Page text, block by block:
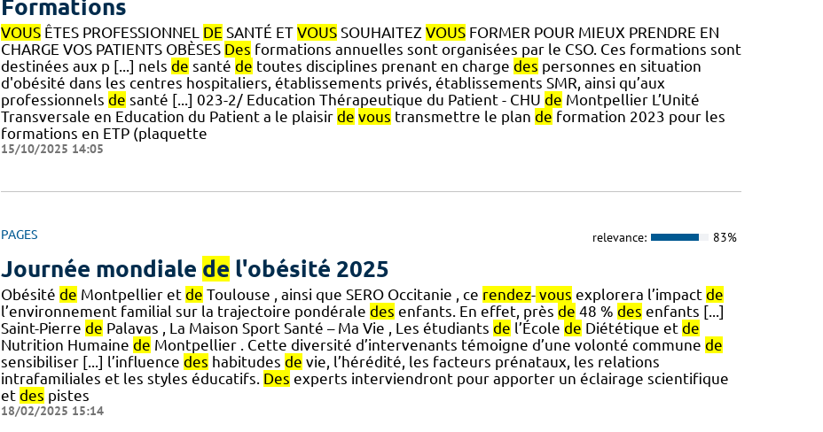
Formations
VOUSÊTES PROFESSIONNEL DE SANTÉ ET VOUSSOUHAITEZ VOUSFORMER POUR MIEUX PRENDRE EN
CHARGE VOS PATIENTS OBÈSES Des formations annuelles sont organisées par le CSO. Ces formations sont
destinées aux p [...] nels de santé de toutes disciplines prenant en charge des personnes en situation
d'obésité dans les centres hospitaliers, établissements privés, établissements SMR, ainsi qu’aux
professionnels de santé [...] 023-2/ Education Thérapeutique du Patient - CHU de Montpellier L’Unité
Transversale en Education du Patient a le plaisir de vous transmettre le plan de formation 2023 pour les
formations en ETP (plaquette
15/10/2025 14:05
PAGES relevance: 83%
Journée mondiale de l'obésité 2025
Obésité de Montpellier et de Toulouse , ainsi que SERO Occitanie , ce rendez- vous explorera l’impact de
l’environnement familial sur la trajectoire pondérale des enfants. En effet, près de 48 % des enfants [...]
Saint-Pierre de Palavas , La Maison Sport Santé – Ma Vie , Les étudiants de l’École de Diététique et de
Nutrition Humaine de Montpellier . Cette diversité d’intervenants témoigne d’une volonté commune de
sensibiliser [...] l’influence des habitudes de vie, l’hérédité, les facteurs prénataux, les relations
intrafamiliales et les styles éducatifs. Des experts interviendront pour apporter un éclairage scientifique
et des pistes
18/02/2025 15:14